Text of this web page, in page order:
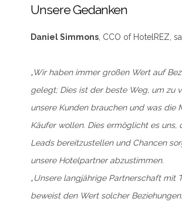
Unsere Gedanken
Daniel Simmons , CCO of HotelREZ,
„Wir haben immer großen Wert auf
gelegt; Dies ist der beste Weg, um zu
unsere Kunden brauchen und was die
Käufer wollen. Dies ermöglicht es uns,
Leads bereitzustellen und Chancen
unsere Hotelpartner abzustimmen.
„Unsere langjährige Partnerschaft mit
beweist den Wert solcher